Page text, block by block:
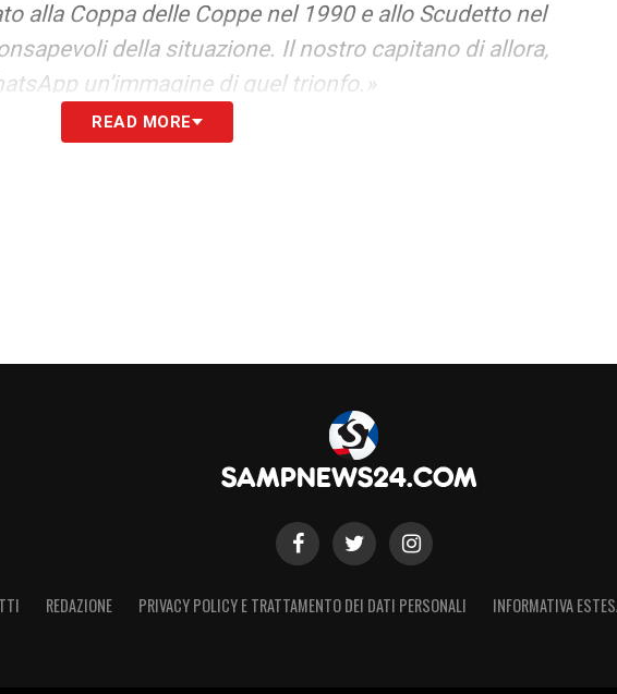
alla Coppa delle Coppe nel 1990 e allo Scudetto nel
della situazione. Il nostro capitano di allora,
un’immagine di quel trionfo.»
NEWS
READ MORE
REDAZIONE PRIVACY POLICY E TRATTAMENTO DEI DATI PERSONALI INFORMATIVA